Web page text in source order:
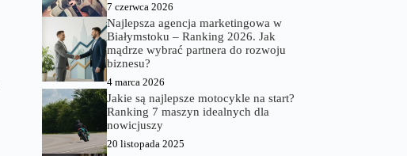
7 czerwca 2026
Najlepsza agencja marketingowa w
Białymstoku – Ranking 2026. Jak
mądrze wybrać partnera do rozwoju
biznesu?
4 marca 2026
Jakie są najlepsze motocykle na start?
Ranking 7 maszyn idealnych dla
nowicjuszy
20 listopada 2025